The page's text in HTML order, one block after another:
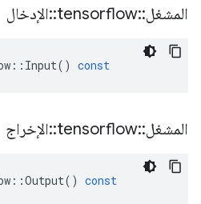
المشغل::
tensorflow
::الإدخال
:: Input() const
المشغل::
tensorflow
::الإخراج
::Output() const